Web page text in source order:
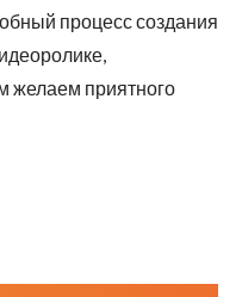
процесс создания
желаем приятного